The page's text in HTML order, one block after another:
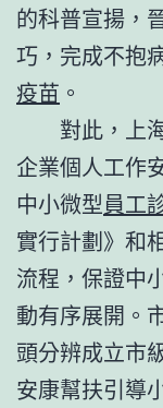
的科普宣揚，
巧，完成不抱
疫苗 。
對此，上
企業個人工作
中小微型員工
實行計劃》和
流程，保證中
動有序展開。
頭分辨成立市
安康幫扶引導